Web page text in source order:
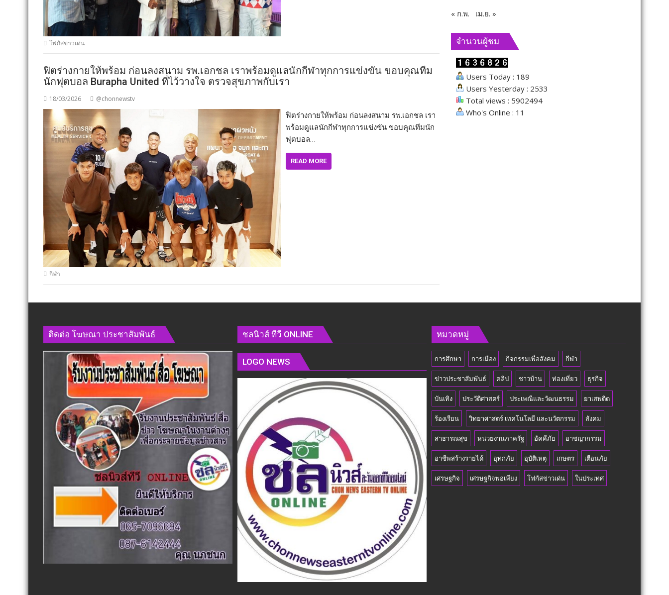
โฟกัสข่าวเด่น
ฟิตร่างกายให้พร้อม ก่อนลงสนาม รพ.เอกชล เราพร้อมดูแลนักกีฬาทุกการแข่งขัน ขอบคุณทีม
นักฟุตบอล Burapha United ที่ไว้วางใจ ตรวจสุขภาพกับเรา
18/03/2026 @chonnewstv
ฟิตร่างกายให้พร้อม ก่อนลงสนาม รพ.เอกชล เรา
พร้อมดูแลนักกีฬาทุกการแข่งขัน ขอบคุณทีมนัก
ฟุตบอล…
READ MORE
กีฬา
« ก.พ. เม.ย. »
จำนวนผู้ชม
Users Today : 189
Users Yesterday : 2533
Total views : 5902494
Who's Online : 11
ติดต่อ​ โฆษณา​ ประชาสัมพันธ์ ชลนิวส์ ทีวี ONLINE
LOGO NEWS
หมวดหมู่
การศึกษา การเมือง กิจกรรมเพื่อสังคม กีฬา
ข่าวประชาสัมพันธ์ คลิป ชาวบ้าน ท่องเที่ยว ธุรกิจ
บันเทิง ประวัติศาสตร์ ประเพณีและวัฒนธรรม ยาเสพติด
ร้องเรียน วิทยาศาสตร์ เทคโนโลยี และนวัตกรรม สังคม
สาธารณสุข หน่วยงานภาครัฐ อัคคีภัย อาชญากรรม
อาชีพสร้างรายได้ อุทกภัย อุบัติเหตุ เกษตร เตือนภัย
เศรษฐกิจ เศรษฐกิจพอเพียง โฟกัสข่าวเด่น ในประเทศ